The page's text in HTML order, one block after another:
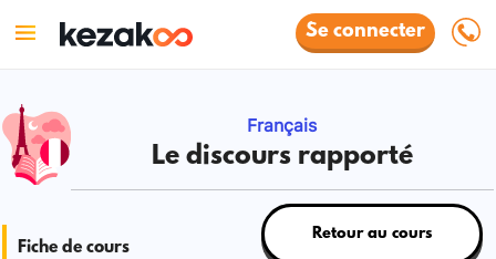
Se connecter
Français
Le discours rapporté
Fiche de cours
Retour au cours